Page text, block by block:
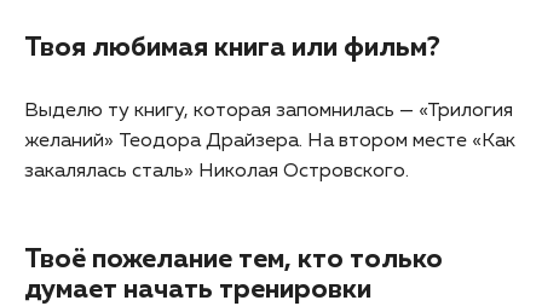
Твоя любимая книга или фильм?
Выделю ту книгу, которая запомнилась — «Трилогия
желаний» Теодора Драйзера. На втором месте «Как
закалялась сталь» Николая Островского.
Твоё пожелание тем, кто только
думает начать тренировки